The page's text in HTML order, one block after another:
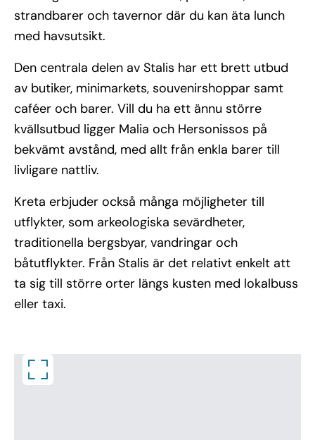
strandbarer och tavernor där du kan äta lunch
med havsutsikt.
Den centrala delen av Stalis har ett brett utbud
av butiker, minimarkets, souvenirshoppar samt
caféer och barer. Vill du ha ett ännu större
kvällsutbud ligger Malia och Hersonissos på
bekvämt avstånd, med allt från enkla barer till
livligare nattliv.
Kreta erbjuder också många möjligheter till
utflykter, som arkeologiska sevärdheter,
traditionella bergsbyar, vandringar och
båtutflykter. Från Stalis är det relativt enkelt att
ta sig till större orter längs kusten med lokalbuss
eller taxi.